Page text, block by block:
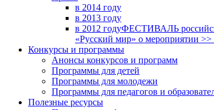
в 2014 году
в 2013 году
в 2012 годуФЕСТИВАЛЬ
«Русский мир» о мероприятии >>
Конкурсы и программы
Анонсы конкурсов и программ
Программы для детей
Программы для молодежи
Программы для педагогов и
Полезные ресурсы